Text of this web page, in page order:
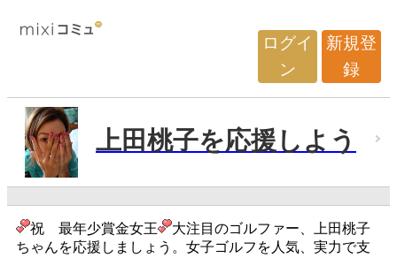
ログイ
ン
新規登
録
上田桃子を応援しよう
祝 最年少賞金女王
大注目のゴルファー、上田桃子
ちゃんを応援しましょう。女子ゴルフを人気、実力で支